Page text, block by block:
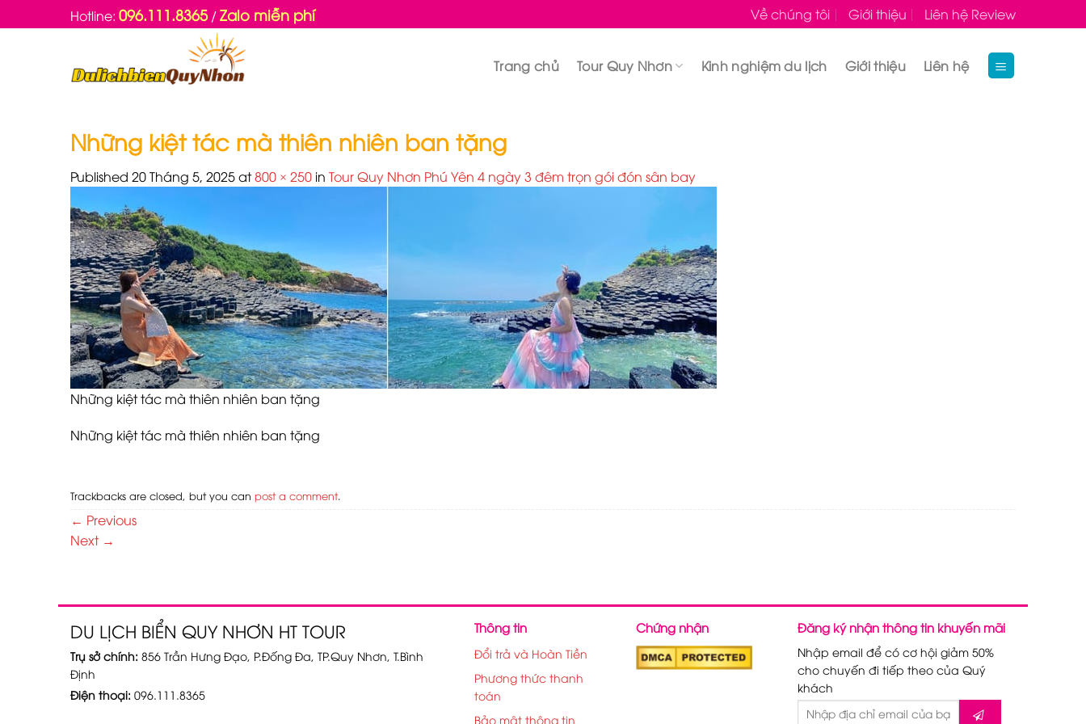
to
Hotline: 096.111.8365/Zalo miễn phí Về chúng tôi Giới thiệu Liên hệ Review
Trang chủ Tour Quy Nhơn Kinh nghiệm du lịch Giới thiệu Liên hệ
Những kiệt tác mà thiên nhiên ban tặng
Published 20 Tháng 5, 2025at800 × 250 in Tour Quy Nhơn Phú Yên 4 ngày 3 đêm trọn gói đón sân bay
Những kiệt tác mà thiên nhiên ban tặng
Những kiệt tác mà thiên nhiên ban tặng
Trackbacks are closed, but you can post a comment.
← Previous
Next →
DU LỊCH BIỂN QUY NHƠN HT TOUR
Trụ sở chính: 856 Trần Hưng Đạo, P.Đống Đa, TP.Quy Nhơn, T.Bình
Định
Điện thoại: 096.111.8365
Thông tin
Đổi trả và Hoàn Tiền
Phương thức thanh
toán
Bảo mật thông tin
Chứng nhận Đăng ký nhận thông tin khuyến mãi
Nhập email để có cơ hội giảm 50%
cho chuyến đi tiếp theo của Quý
khách